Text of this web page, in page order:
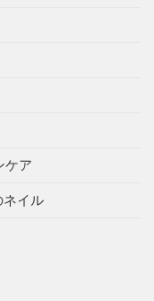
ケア
ネイル